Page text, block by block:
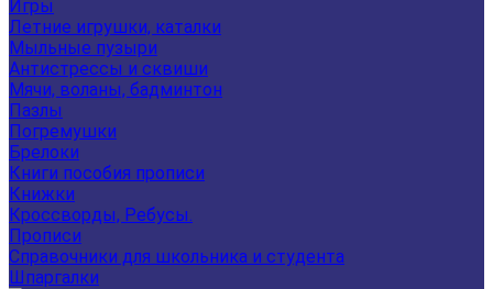
Игры
Летние игрушки, каталки
Мыльные пузыри
Антистрессы и сквиши
Мячи, воланы, бадминтон
Пазлы
Погремушки
Брелоки
Книги пособия прописи
Книжки
Кроссворды, Ребусы.
Прописи
Справочники для школьника и студента
Шпаргалки